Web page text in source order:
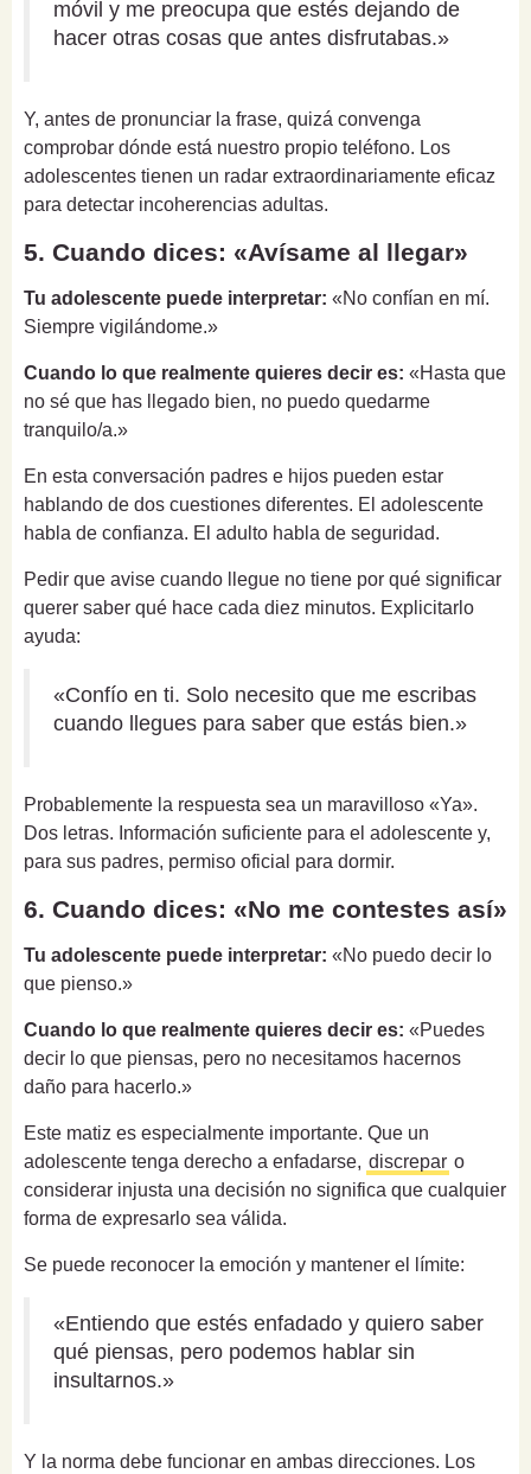
móvil y me preocupa que estés dejando de
hacer otras cosas que antes disfrutabas.»
Y, antes de pronunciar la frase, quizá convenga
comprobar dónde está nuestro propio teléfono. Los
adolescentes tienen un radar extraordinariamente eficaz
para detectar incoherencias adultas.
5. Cuando dices: «Avísame al llegar»
Tu adolescente puede interpretar: «No confían en mí.
Siempre vigilándome.»
Cuando lo que realmente quieres decir es: «Hasta que
no sé que has llegado bien, no puedo quedarme
tranquilo/a.»
En esta conversación padres e hijos pueden estar
hablando de dos cuestiones diferentes. El adolescente
habla de confianza. El adulto habla de seguridad.
Pedir que avise cuando llegue no tiene por qué significar
querer saber qué hace cada diez minutos. Explicitarlo
ayuda:
«Confío en ti. Solo necesito que me escribas
cuando llegues para saber que estás bien.»
Probablemente la respuesta sea un maravilloso «Ya».
Dos letras. Información suficiente para el adolescente y,
para sus padres, permiso oficial para dormir.
6. Cuando dices: «No me contestes así»
Tu adolescente puede interpretar: «No puedo decir lo
que pienso.»
Cuando lo que realmente quieres decir es: «Puedes
decir lo que piensas, pero no necesitamos hacernos
daño para hacerlo.»
Este matiz es especialmente importante. Que un
adolescente tenga derecho a enfadarse, discrepar o
considerar injusta una decisión no significa que cualquier
forma de expresarlo sea válida.
Se puede reconocer la emoción y mantener el límite:
«Entiendo que estés enfadado y quiero saber
qué piensas, pero podemos hablar sin
insultarnos.»
Y la norma debe funcionar en ambas direcciones. Los